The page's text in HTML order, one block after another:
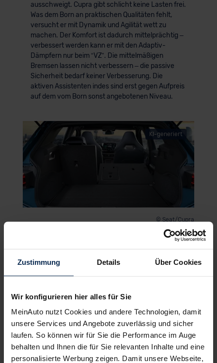
Zustimmung Details Über Cookies
Wir konfigurieren hier alles für Sie
MeinAuto nutzt Cookies und andere Technologien, damit
unsere Services und Angebote zuverlässig und sicher
laufen. So können wir für Sie die Performance im Auge
behalten und Ihnen die für Sie relevanten Inhalte und eine
personalisierte Werbung zeigen. Damit unsere Webseite,
ausschweigt. Cupra gibt schlicht keine Lasten frei.
Was dem Born an praktischen Qualitäten fehlt,
versucht er mit Dynamik und Agilität wett zu
machen. Der Komfort ist dadurch mittelprächtig –
verbessert werden kann er mit den Adaptiv-
Dämpfern nur beim “VZ”. Die mittelmäßigen
Bremsen lassen nicht verbessern – die passive
Sicherheit bedarf keiner Verbesserung. Die
aktiven Assistenten indes sind erst gegen Aufpreis
auf dem vom Born sonst angebotenen Niveau.
KI-generiert
© Seat/Cupra
Moderate Unterhaltskosten
Der Cupra Born ist mit einem Einstiegspreis von
etwas über 40.000 Euro angesiedelt und bietet
nach Ausstattung und Batteriekapazität
beeinflussen können. Ein positiver Aspekt sind die
niedrigeren Unterhaltskosten im Vergleich zu
herkömmlichen Verbrennerfahrzeugen.
Elektrofahrzeuge sind generell günstiger im
Betrieb und in der Wartung, was sich auch bei
diesem Modell zeigt. Beim ADAC wurden die